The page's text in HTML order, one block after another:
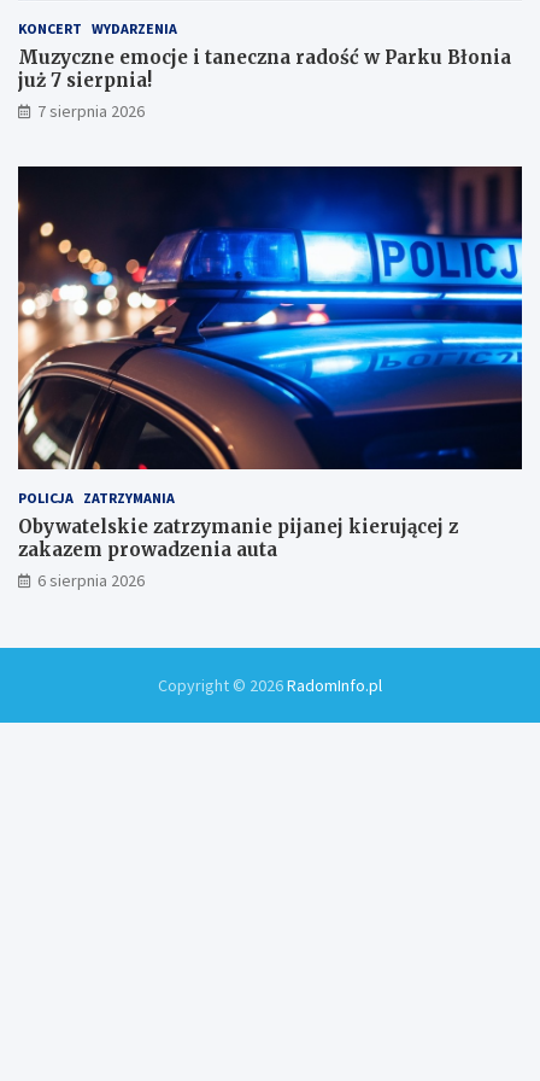
m
i
w
y
k
a
m
KONCERT WYDARZENIA
Muzyczne emocje i taneczna radość w Parku Błonia
już 7 sierpnia!
7 sierpnia 2026
POLICJA ZATRZYMANIA
Obywatelskie zatrzymanie pijanej kierującej z
zakazem prowadzenia auta
6 sierpnia 2026
Copyright © 2026RadomInfo.pl